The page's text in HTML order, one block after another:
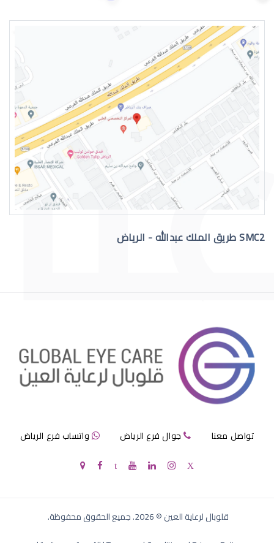
العدسات اللاصقة الطبية الصلبة
العدسات اللاصقة الصلبة واللينة
SMC2 طريق الملك عبدالله - الرياض
تواصل معنا جوال فرع الرياض واتساب فرع الرياض
قلوبال لرعاية العين©
2026. جميع الحقوق محفوظة.